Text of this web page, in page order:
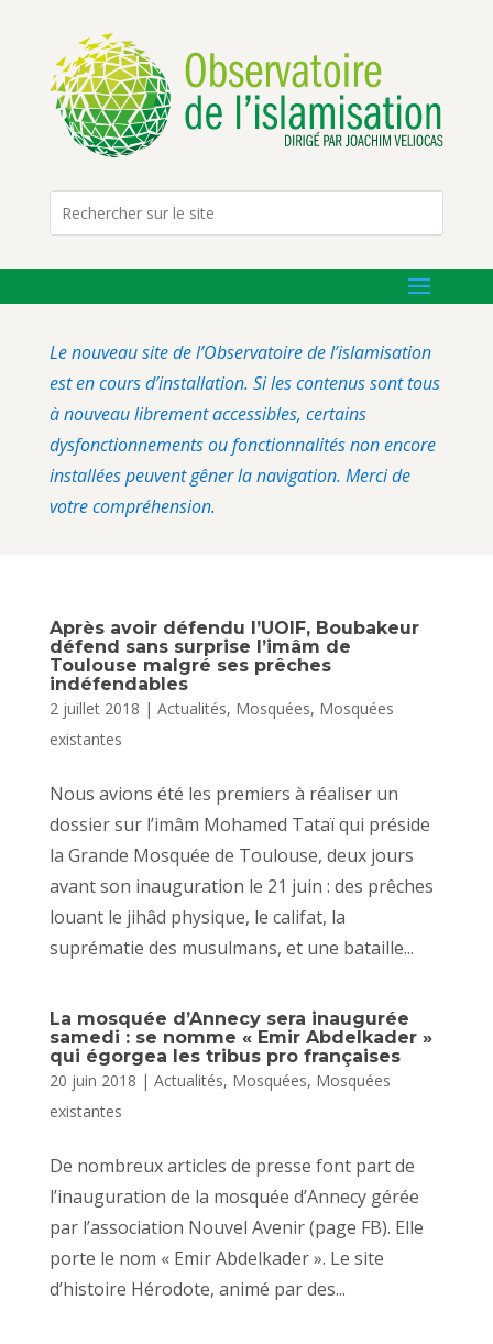
Le nouveau site de l’Observatoire de l’islamisation
est en cours d’installation. Si les contenus sont tous
à nouveau librement accessibles, certains
dysfonctionnements ou fonctionnalités non encore
installées peuvent gêner la navigation. Merci de
votre compréhension.
Après avoir défendu l’UOIF, Boubakeur
défend sans surprise l’imâm de
Toulouse malgré ses prêches
indéfendables
2 juillet 2018 | Actualités, Mosquées, Mosquées
existantes
Nous avions été les premiers à réaliser un
dossier sur l’imâm Mohamed Tataï qui préside
la Grande Mosquée de Toulouse, deux jours
avant son inauguration le 21 juin : des prêches
louant le jihâd physique, le califat, la
suprématie des musulmans, et une bataille...
La mosquée d’Annecy sera inaugurée
samedi : se nomme « Emir Abdelkader »
qui égorgea les tribus pro françaises
20 juin 2018 | Actualités, Mosquées, Mosquées
existantes
De nombreux articles de presse font part de
l’inauguration de la mosquée d’Annecy gérée
par l’association Nouvel Avenir (page FB). Elle
porte le nom « Emir Abdelkader ». Le site
d’histoire Hérodote, animé par des...